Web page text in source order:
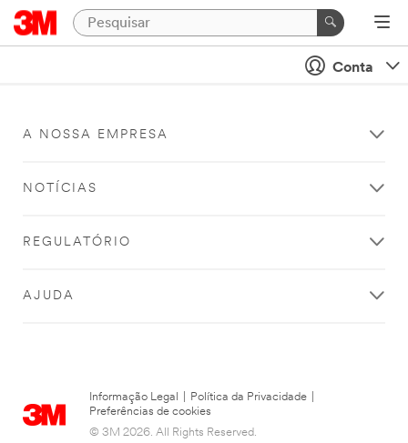
Conta
A NOSSA EMPRESA
NOTÍCIAS
REGULATÓRIO
AJUDA
Informação Legal Política da Privacidade
Preferências de cookies
© 3M 2026. All Rights Reserved.